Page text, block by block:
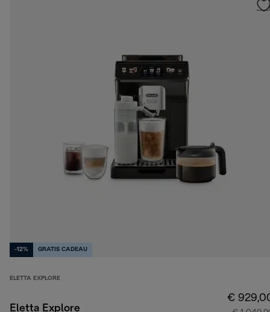
-12% GRATIS CADEAU
ELETTA EXPLORE
Eletta Explore
€